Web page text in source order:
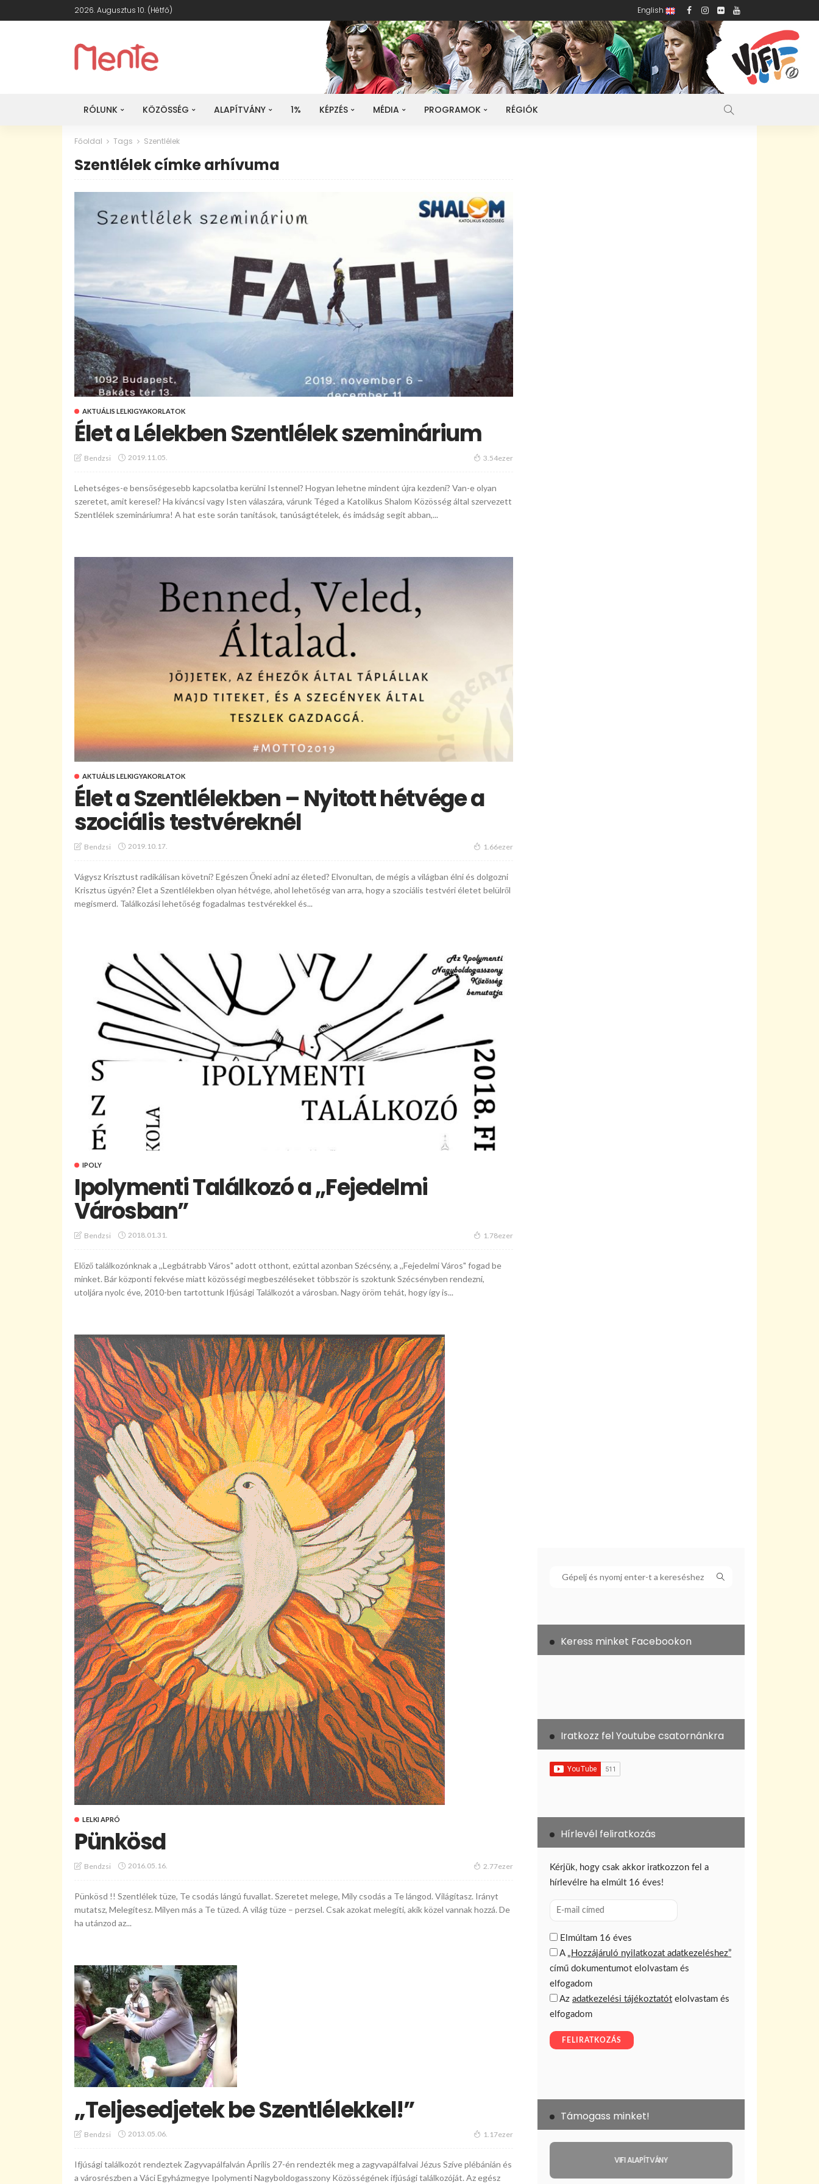
2026. Augusztus 10. (hétfő) English
RÓLUNK KÖZÖSSÉG ALAPÍTVÁNY 1% KÉPZÉS MÉDIA PROGRAMOK RÉGIÓK
Főoldal Tags Szentlélek
Szentlélek címke arhívuma
AKTUÁLIS LELKIGYAKORLATOK
Élet a Lélekben Szentlélek szeminárium
Bendzsi 2019.11.05. 3.54ezer
Lehetséges-e bensőségesebb kapcsolatba kerülni Istennel? Hogyan lehetne mindent újra kezdeni? Van-e olyan
szeretet, amit keresel? Ha kíváncsi vagy Isten válaszára, várunk Téged a Katolikus Shalom Közösség által szervezett
Szentlélek szemináriumra! A hat este során tanítások, tanúságtételek, és imádság segít abban,...
AKTUÁLIS LELKIGYAKORLATOK
Élet a Szentlélekben – Nyitott hétvége a
szociális testvéreknél
Bendzsi 2019.10.17. 1.66ezer
Vágysz Krisztust radikálisan követni? Egészen Őneki adni az életed? Elvonultan, de mégis a világban élni és dolgozni
Krisztus ügyén? Élet a Szentlélekben olyan hétvége, ahol lehetőség van arra, hogy a szociális testvéri életet belülről
megismerd. Találkozási lehetőség fogadalmas testvérekkel és...
IPOLY
Ipolymenti Találkozó a ,,Fejedelmi
Városban”
Bendzsi 2018.01.31. 1.78ezer
Előző találkozónknak a ,,Legbátrabb Város" adott otthont, ezúttal azonban Szécsény, a ,,Fejedelmi Város" fogad be
minket. Bár központi fekvése miatt közösségi megbeszéléseket többször is szoktunk Szécsényben rendezni,
utoljára nyolc éve, 2010-ben tartottunk Ifjúsági Találkozót a városban. Nagy öröm tehát, hogy így is...
LELKI APRÓ
Pünkösd
Bendzsi 2016.05.16. 2.77ezer
Pünkösd !! Szentlélek tüze, Te csodás lángú fuvallat. Szeretet melege, Mily csodás a Te lángod. Világítasz. Irányt
mutatsz, Melegítesz. Milyen más a Te tüzed. A világ tüze – perzsel. Csak azokat melegíti, akik közel vannak hozzá. De
ha utánzod az...
„Teljesedjetek be Szentlélekkel!”
Bendzsi 2013.05.06. 1.17ezer
Ifjúsági találkozót rendeztek Zagyvapálfalván Április 27-én rendezték meg a zagyvapálfalvai Jézus Szíve plébánián és
a városrészben a Váci Egyházmegye Ipolymenti Nagyboldogasszony Közösségének ifjúsági találkozóját. Az egész
Keress minket Facebookon
Iratkozz fel Youtube csatornánkra
Hírlevél feliratkozás
Támogass minket!
VIFI ALAPÍTVÁNY